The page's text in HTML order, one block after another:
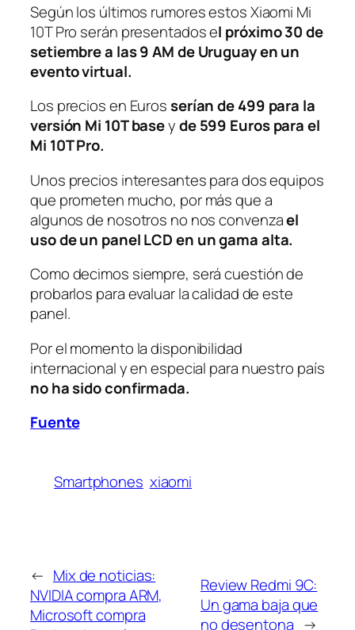
Según los últimos rumores estos Xiaomi Mi
10T Pro serán presentados el próximo 30 de
setiembre a las 9 AM de Uruguay en un
evento virtual.
Los precios en Eurosserían de 499 para la
versión Mi 10T baseyde 599 Euros para el
Mi 10T Pro.
Unos precios interesantes para dos equipos
que prometen mucho, por más que a
algunos de nosotros no nos convenzael
uso de un panel LCD en un gama alta.
Como decimos siempre, será cuestión de
probarlos para evaluar la calidad de este
panel.
Por el momento la disponibilidad
internacional y en especial para nuestro país
no ha sido confirmada.
Fuente
Smartphones xiaomi
← Mix de noticias:
NVIDIA compra ARM,
Microsoft compra
Review Redmi 9C:
Un gama baja que
no desentona →